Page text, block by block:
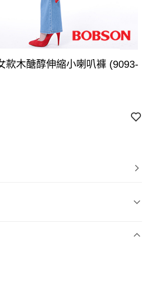
款木醣醇伸縮小喇叭褲 (9093-